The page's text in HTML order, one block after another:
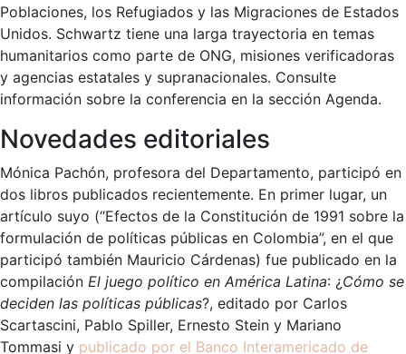
Poblaciones, los Refugiados y las Migraciones de Estados
Unidos. Schwartz tiene una larga trayectoria en temas
humanitarios como parte de ONG, misiones verificadoras
y agencias estatales y supranacionales. Consulte
información sobre la conferencia en la sección Agenda.
Novedades editoriales
Mónica Pachón, profesora del Departamento, participó en
dos libros publicados recientemente. En primer lugar, un
artículo suyo (“Efectos de la Constitución de 1991 sobre la
formulación de políticas públicas en Colombia”, en el que
participó también Mauricio Cárdenas) fue publicado en la
compilación El juego político en América Latina: ¿Cómo se
deciden las políticas públicas?, editado por Carlos
Scartascini, Pablo Spiller, Ernesto Stein y Mariano
Tommasi y publicado por el Banco Interamericado de